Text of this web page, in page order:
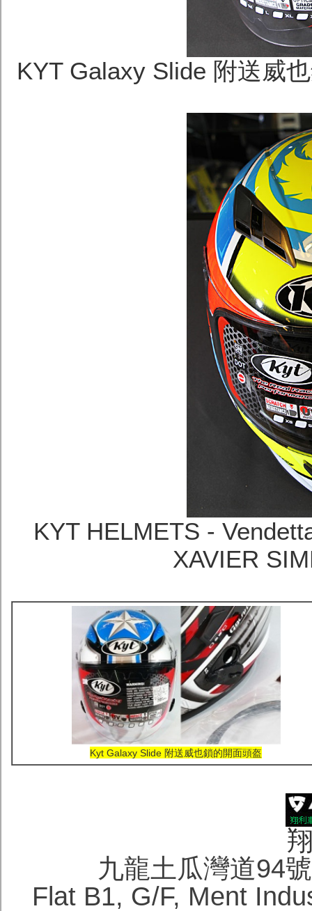
KYT Galaxy Slide 附送威
KYT HELMETS -
XAVIER
Kyt Galaxy Slide 附送威也鎖的開面頭盔
九龍土瓜灣道94
Flat B1, G/F, Ment